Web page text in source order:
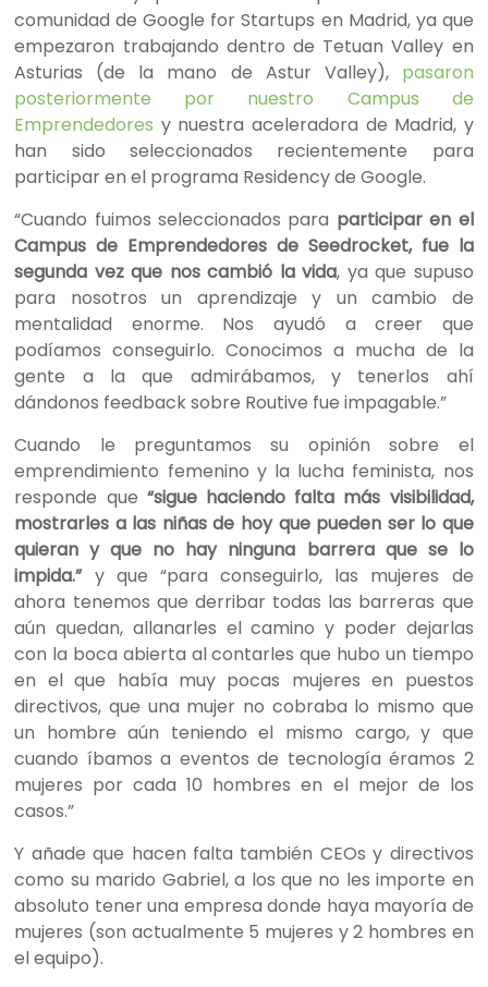
comunidad de Google for Startups en Madrid, ya que
empezaron trabajando dentro de Tetuan Valley en
Asturias (de la mano de Astur Valley), pasaron
posteriormente por nuestro Campus de
Emprendedores y nuestra aceleradora de Madrid, y
han sido seleccionados recientemente para
participar en el programa Residency de Google.
“Cuando fuimos seleccionados para participar en el
Campus de Emprendedores de Seedrocket, fue la
segunda vez que nos cambió la vida, ya que supuso
para nosotros un aprendizaje y un cambio de
mentalidad enorme. Nos ayudó a creer que
podíamos conseguirlo. Conocimos a mucha de la
gente a la que admirábamos, y tenerlos ahí
dándonos feedback sobre Routive fue impagable.”
Cuando le preguntamos su opinión sobre el
emprendimiento femenino y la lucha feminista, nos
responde que “sigue haciendo falta más visibilidad,
mostrarles a las niñas de hoy que pueden ser lo que
quieran y que no hay ninguna barrera que se lo
impida.”y que “para conseguirlo, las mujeres de
ahora tenemos que derribar todas las barreras que
aún quedan, allanarles el camino y poder dejarlas
con la boca abierta al contarles que hubo un tiempo
en el que había muy pocas mujeres en puestos
directivos, que una mujer no cobraba lo mismo que
un hombre aún teniendo el mismo cargo, y que
cuando íbamos a eventos de tecnología éramos 2
mujeres por cada 10 hombres en el mejor de los
casos.”
Y añade que hacen falta también CEOs y directivos
como su marido Gabriel, a los que no les importe en
absoluto tener una empresa donde haya mayoría de
mujeres (son actualmente 5 mujeres y 2 hombres en
el equipo).